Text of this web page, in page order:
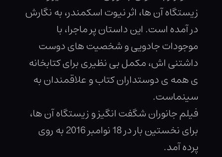
زيستگاه آن ها، اثر نيوت اسكمندر، به نگارش
در آمده است. اين داستان پر ماجرا، با
موجودات جادويى و شخصيت هاى دوست
داشتنى اش، مكمل بى نظيرى براى كتابخانه
ى همه ى دوستداران كتاب و علاقمندان به
سينماست.
فيلم جانوران شگفت انگيز و زيستگاه آن ها،
براى نخستين بار در 18 نوامبر 2016 به روى
پرده آمد.